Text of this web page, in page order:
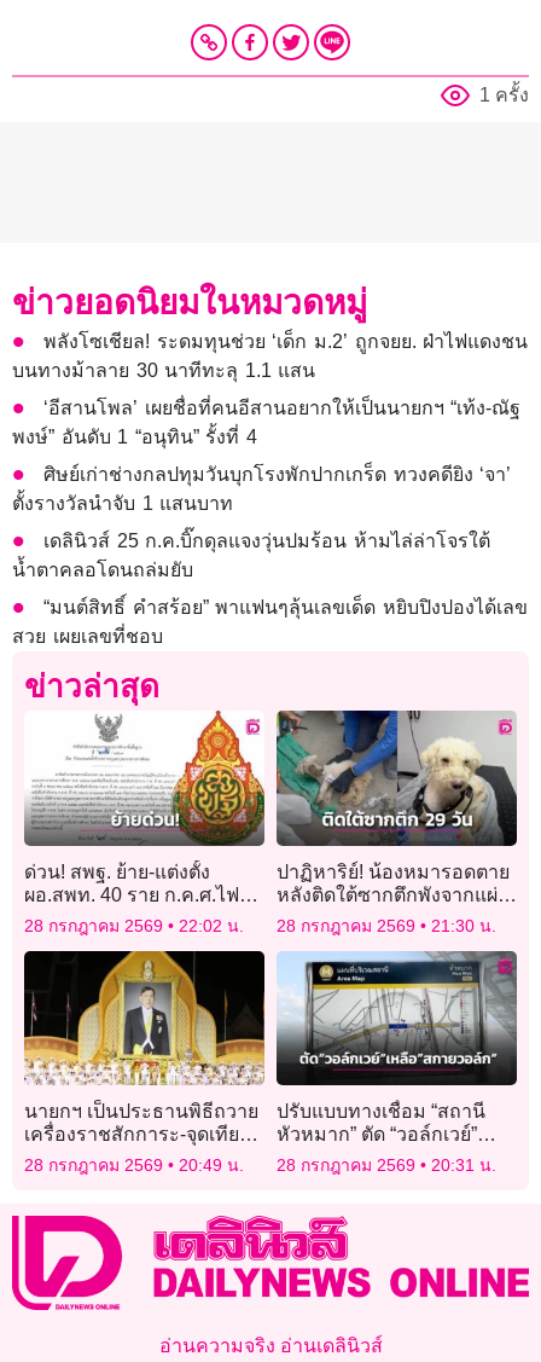
1 ครั้ง
ข่าวยอดนิยมในหมวดหมู่
พลังโซเชียล! ระดมทุนช่วย ‘เด็ก ม.2’ ถูกจยย. ฝ่าไฟแดงชน
บนทางม้าลาย 30 นาทีทะลุ 1.1 แสน
‘อีสานโพล’ เผยชื่อที่คนอีสานอยากให้เป็นนายกฯ “เท้ง-ณัฐ
พงษ์” อันดับ 1 “อนุทิน” รั้งที่ 4
ศิษย์เก่าช่างกลปทุมวันบุกโรงพักปากเกร็ด ทวงคดียิง ‘จา’
ตั้งรางวัลนำจับ 1 แสนบาท
เดลินิวส์ 25 ก.ค.บิ๊กดุลแจงวุ่นปมร้อน ห้ามไล่ล่าโจรใต้
น้ำตาคลอโดนถล่มยับ
“มนต์สิทธิ์ คำสร้อย” พาแฟนๆลุ้นเลขเด็ด หยิบปิงปองได้เลข
สวย เผยเลขที่ชอบ
ข่าวล่าสุด
ด่วน! สพฐ. ย้าย-แต่งตั้ง
ผอ.สพท. 40 ราย ก.ค.ศ.ไฟ
เขียว มีผลทันที 27 ก.ค. 69
28 กรกฎาคม 2569 22:02 น.
ปาฏิหาริย์! น้องหมารอดตาย
หลังติดใต้ซากตึกพังจากแผ่น
ดินไหวเวเนซุเอลานาน 29
28 กรกฎาคม 2569 21:30 น.
นายกฯ เป็นประธานพิธีถวาย
เครื่องราชสักการะ-จุดเทียน
ถวายพระพรชัยมงคลเฉลิม
พระชนมพรรษาพระบาท
28 กรกฎาคม 2569 20:49 น.
ปรับแบบทางเชื่อม “สถานี
หัวหมาก” ตัด “วอล์กเวย์”
เหลือแค่ “สกายวอล์ก”
28 กรกฎาคม 2569 20:31 น.
อ่านความจริง อ่านเดลินิวส์